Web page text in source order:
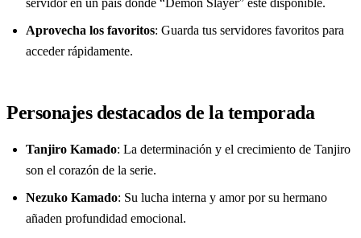
servidor en un país donde “Demon Slayer” esté disponible.
Aprovecha los favoritos: Guarda tus servidores favoritos para
acceder rápidamente.
Personajes destacados de la temporada
Tanjiro Kamado: La determinación y el crecimiento de Tanjiro
son el corazón de la serie.
Nezuko Kamado: Su lucha interna y amor por su hermano
añaden profundidad emocional.